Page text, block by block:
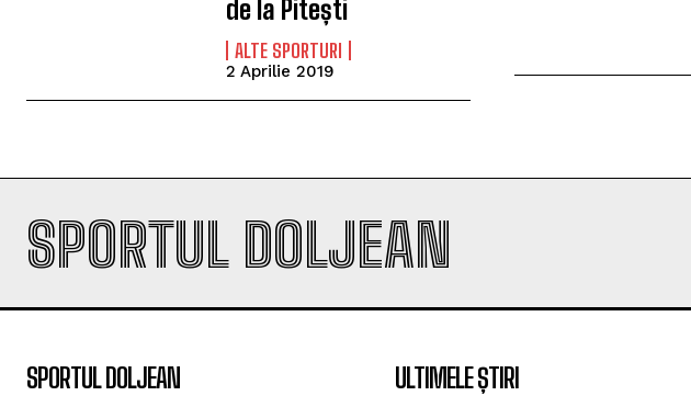
de la Pitești
ALTE SPORTURI
2 Aprilie 2019
SPORTUL DOLJEAN
SPORTUL DOLJEAN ULTIMELE ȘTIRI